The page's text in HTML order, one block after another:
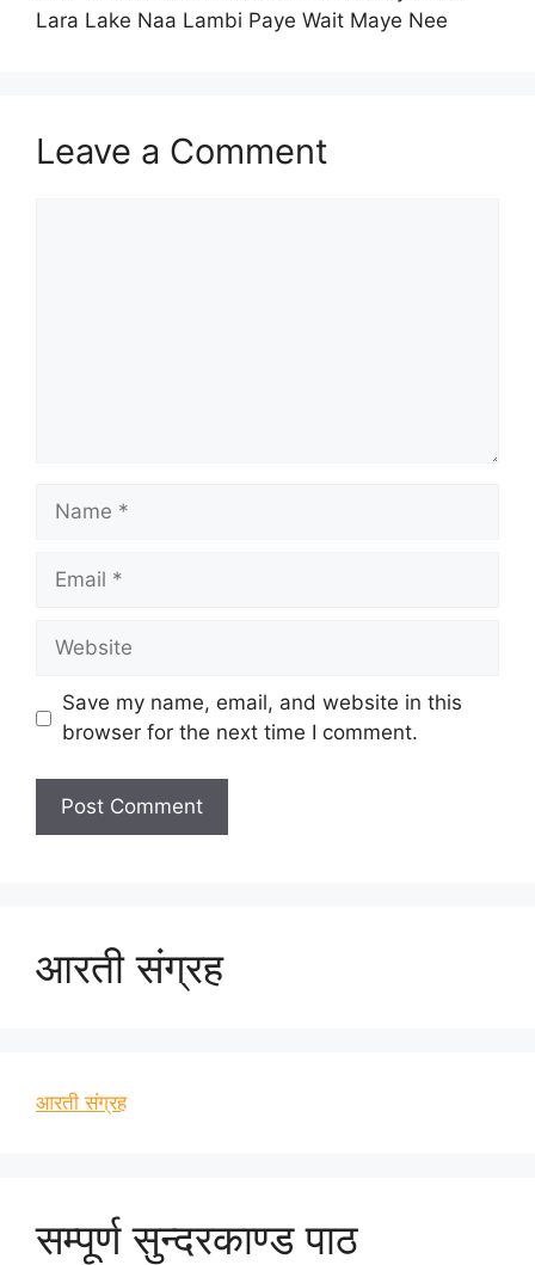
Lara Lake Naa Lambi Paye Wait Maye Nee
Leave a Comment
Name
Email
Website
Save my name, email, and website in this
browser for the next time I comment.
आरती संग्रह
आरती संग्रह
सम्पूर्ण सुन्दरकाण्ड पाठ